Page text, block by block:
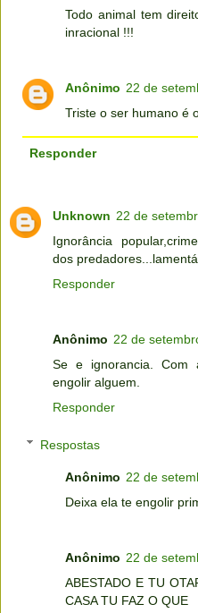
Todo animal tem
inracional !!!
Anônimo 22 de
Triste o ser humano é
Responder
Unknown 22 de
Ignorância
dos
Responder
Anônimo 22 de
Se e ignorancia. Com
engolir alguem.
Responder
Respostas
Anônimo 22 de
Deixa ela te engolir
Anônimo 22 de
ABESTADO E TU
CASA TU FAZ O QUE